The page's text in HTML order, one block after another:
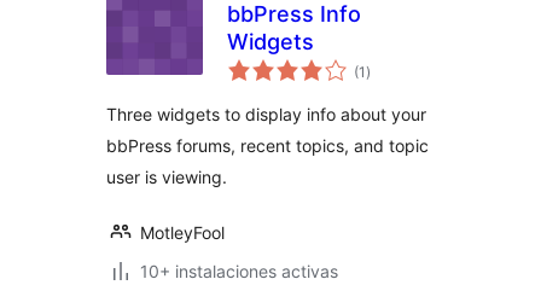
bbPress Info
Widgets
(1 valoraciones
en
)
Three widgets to display info about your
bbPress forums, recent topics, and topic
user is viewing.
MotleyFool
10+ instalaciones activas